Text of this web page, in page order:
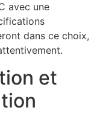
avec une
dans ce choix,
et